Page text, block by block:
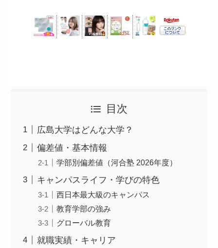
目次
広島大学はどんな大学？
偏差値・基本情報
学部別偏差値（河合塾 2026年度）
キャンパスライフ・学びの特色
西日本最大級のキャンパス
教育学部の強み
グローバル教育
就職実績・キャリア